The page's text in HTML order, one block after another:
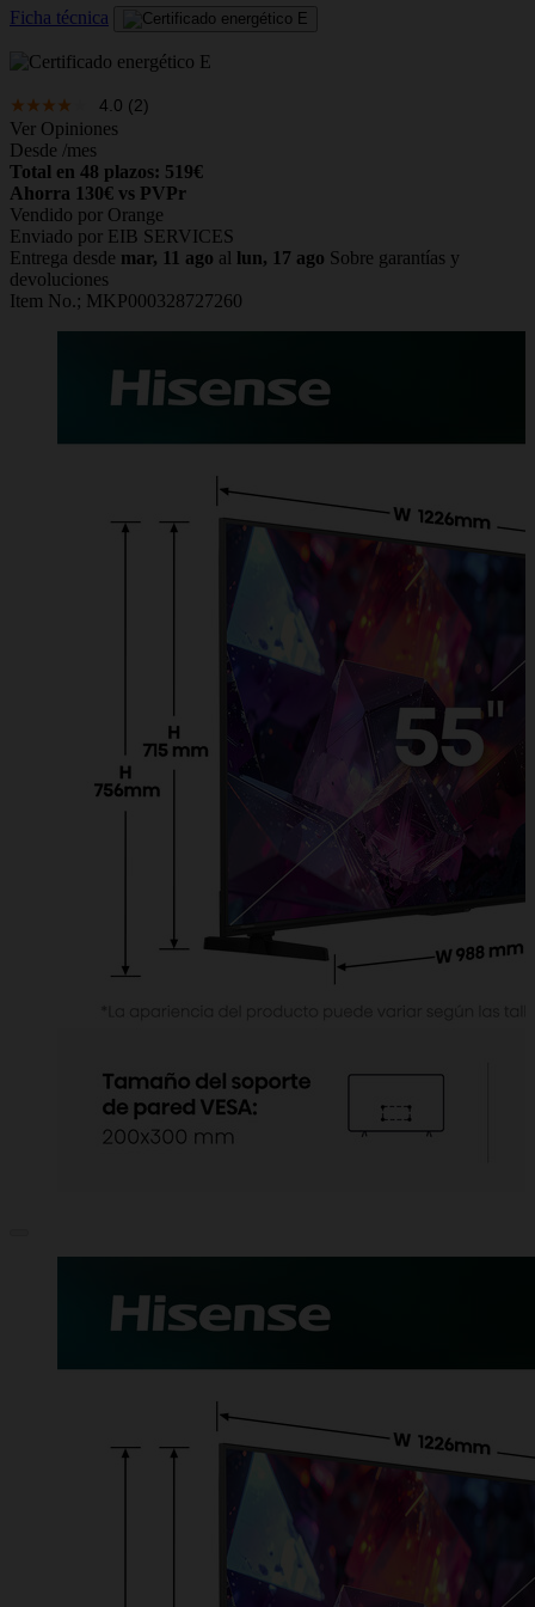
Ficha técnica
4.0 (2)
Ver Opiniones
Desde /mes
Total en 48 plazos: 519€
Ahorra 130€ vs PVPr
Vendido por Orange
Enviado por EIB SERVICES
Entrega desde mar, 11 ago al lun, 17 ago Sobre garantías y
devoluciones
Item No.; MKP000328727260